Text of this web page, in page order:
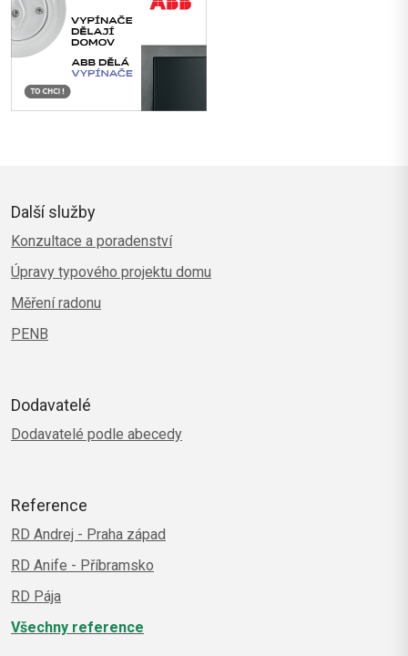
Další služby
Konzultace a poradenství
Úpravy typového projektu domu
Měření radonu
PENB
Dodavatelé
Dodavatelé podle abecedy
Reference
RD Andrej - Praha západ
RD Anife - Příbramsko
RD Pája
Všechny reference